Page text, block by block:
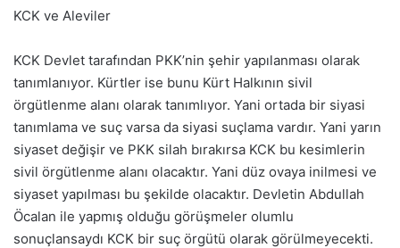
KCK ve Aleviler
KCK Devlet tarafından PKK’nin şehir yapılanması olarak
tanımlanıyor. Kürtler ise bunu Kürt Halkının sivil
örgütlenme alanı olarak tanımlıyor. Yani ortada bir siyasi
tanımlama ve suç varsa da siyasi suçlama vardır. Yani yarın
siyaset değişir ve PKK silah bırakırsa KCK bu kesimlerin
sivil örgütlenme alanı olacaktır. Yani düz ovaya inilmesi ve
siyaset yapılması bu şekilde olacaktır. Devletin Abdullah
Öcalan ile yapmış olduğu görüşmeler olumlu
sonuçlansaydı KCK bir suç örgütü olarak görülmeyecekti.